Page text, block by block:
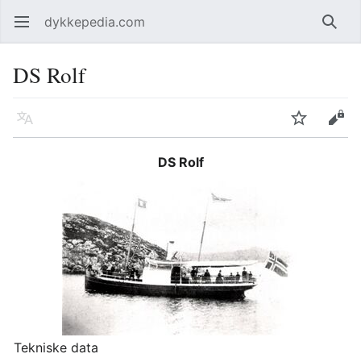
Åpne hovedmenyen dykkepedia.com Søk
DS Rolf
Språk Overvåk Rediger
DS Rolf
Tekniske data